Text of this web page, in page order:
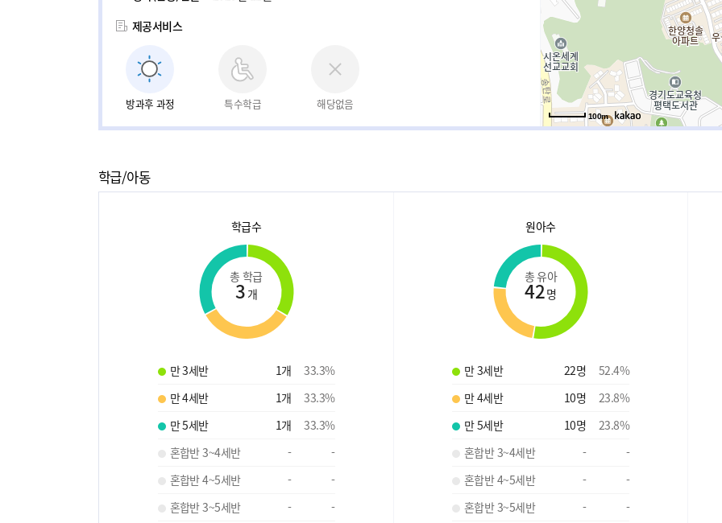
제공서비스
방과후 과정 특수학급 해당없음
100m
학급/아동
학급수
총 학급
3 개
만 3세반 1개 33.3%
만 4세반
1개 33.3%
만 5세반
1개 33.3%
혼합반 3~4세반
-
-
혼합반 4~5세반
-
-
혼합반 3~5세반
-
-
원아수
총 유아
42명
만 3세반 22명 52.4%
만 4세반
10명 23.8%
만 5세반
10명 23.8%
혼합반 3~4세반
-
-
혼합반 4~5세반
-
-
혼합반 3~5세반
-
-